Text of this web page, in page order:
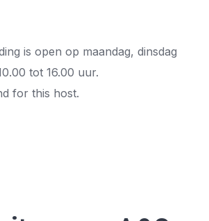
is open op maandag, dinsdag
tot 16.00 uur.
for this host.